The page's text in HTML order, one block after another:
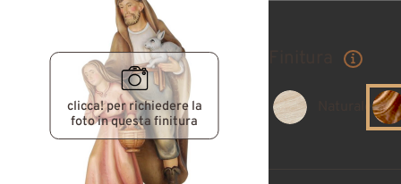
clicca! per richiedere la
foto in questa finitura